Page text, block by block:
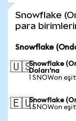
Snowflake
para
Snowflake
🇺🇸Snowflake
Doları'na
1 SNOWon
🇪🇺Snowflake
1 SNOWon